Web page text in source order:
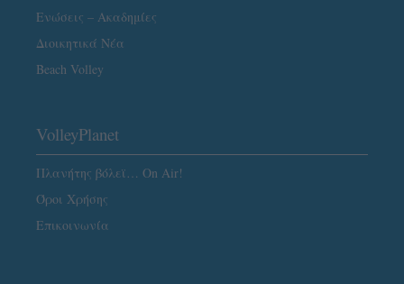
Ενώσεις – Ακαδημίες
Διοικητικά Νέα
Beach Volley
VolleyPlanet
Πλανήτης βόλεϊ… On Air!
Όροι Χρήσης
Επικοινωνία